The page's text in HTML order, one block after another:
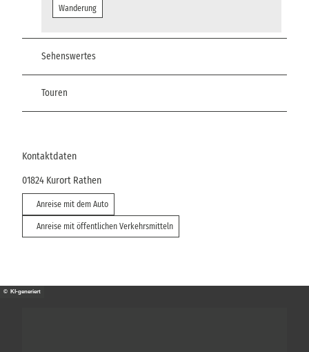
Wanderung
Sehenswertes
Touren
Kontaktdaten
01824 Kurort Rathen
Anreise mit dem Auto
Anreise mit öffentlichen Verkehrsmitteln
© KI-generiert